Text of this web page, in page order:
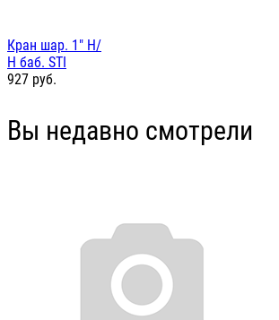
Кран шар. 1" Н/
Н баб. STI
927 руб.
Вы недавно смотрели